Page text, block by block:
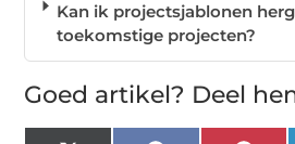
Kan ik projectsjablonen
toekomstige projecten?
Goed artikel? Deel